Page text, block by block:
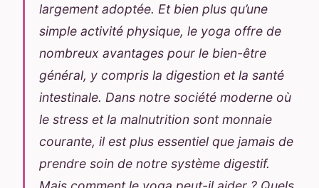
largement adoptée. Et bien plus qu’une
simple activité physique, le yoga offre de
nombreux avantages pour le bien-être
général, y compris la digestion et la santé
intestinale. Dans notre société moderne où
le stress et la malnutrition sont monnaie
courante, il est plus essentiel que jamais de
prendre soin de notre système digestif.